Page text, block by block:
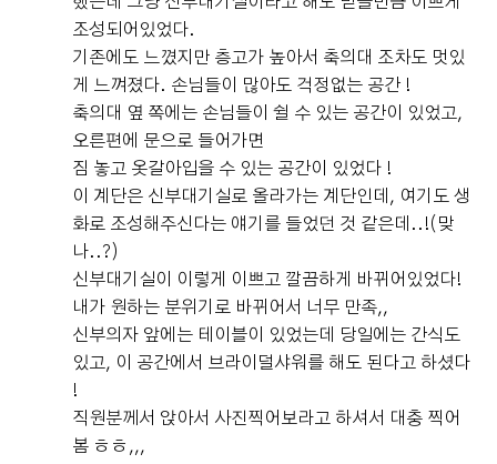
조성되어있었다.
기존에도 느꼈지만 층고가 높아서 축의대 조차도 멋있
게 느껴졌다. 손님들이 많아도 걱정없는 공간 !
축의대 옆 쪽에는 손님들이 쉴 수 있는 공간이 있었고,
오른편에 문으로 들어가면
짐 놓고 옷갈아입을 수 있는 공간이 있었다 !
이 계단은 신부대기실로 올라가는 계단인데, 여기도 생
화로 조성해주신다는 얘기를 들었던 것 같은데..!(맞
나..?)
신부대기실이 이렇게 이쁘고 깔끔하게 바뀌어있었다!
내가 원하는 분위기로 바뀌어서 너무 만족,,
신부의자 앞에는 테이블이 있었는데 당일에는 간식도
있고, 이 공간에서 브라이덜샤워를 해도 된다고 하셨다
!
직원분께서 앉아서 사진찍어보라고 하셔서 대충 찍어
봄 ㅎㅎ,,,